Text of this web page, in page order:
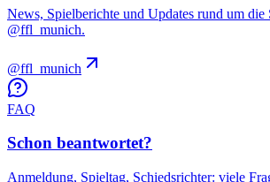
News, Spielberichte und Updates rund um die
@ffl_munich.
@ffl_munich
FAQ
Schon beantwortet?
Anmeldung, Spieltag, Schiedsrichter: viele